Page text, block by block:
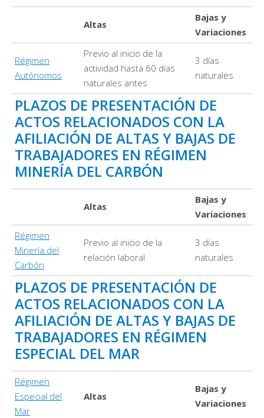
Altas
Bajas y
Variaciones
Régimen
Autónomos
Previo al inicio de la
actividad hasta 60 días
naturales antes
3 días
naturales
PLAZOS DE PRESENTACIÓN DE
ACTOS RELACIONADOS CON LA
AFILIACIÓN DE ALTAS Y BAJAS DE
TRABAJADORES EN RÉGIMEN
MINERÍA DEL CARBÓN
Altas
Bajas y
Variaciones
Régimen
Minería del
Carbón
Previo al inicio de la
relación laboral
3 días
naturales
PLAZOS DE PRESENTACIÓN DE
ACTOS RELACIONADOS CON LA
AFILIACIÓN DE ALTAS Y BAJAS DE
TRABAJADORES EN RÉGIMEN
ESPECIAL DEL MAR
Régimen
Especial del
Mar
Altas
Bajas y
Variaciones